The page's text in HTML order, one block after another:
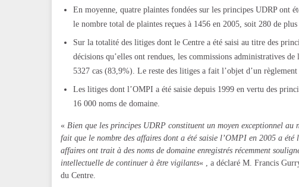
En moyenne, quatre plaintes fondées sur les principes UDRP ont
le nombre total de plaintes reçues à 1456 en 2005, soit 280 de
Sur la totalité des litiges dont le Centre a été saisi au titre des
décisions qu’elles ont rendues, les commissions administratives
5327 cas (83,9%). Le reste des litiges a fait l’objet d’un
Les litiges dont l’OMPI a été saisie depuis 1999 en vertu des
16 000 noms de domaine.
« Bien que les principes UDRP constituent un moyen exceptionnel
fait que le nombre des affaires dont a été saisie l’OMPI en 2005 a
affaires ont trait à des noms de domaine enregistrés récemment
intellectuelle de continuer à être vigilants« , a déclaré M. Francis
du Centre.